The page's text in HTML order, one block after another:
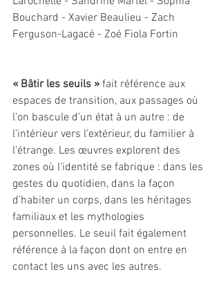
Bouchard - Xavier Beaulieu - Zach
Ferguson-Lagacé - Zoé Fiola Fortin
« Bâtir les seuils » fait référence aux
espaces de transition, aux passages où
l’on bascule d’un état à un autre : de
l’intérieur vers l’extérieur, du familier à
l’étrange. Les œuvres explorent des
zones où l’identité se fabrique : dans les
gestes du quotidien, dans la façon
d’habiter un corps, dans les héritages
familiaux et les mythologies
personnelles. Le seuil fait également
référence à la façon dont on entre en
contact les uns avec les autres.